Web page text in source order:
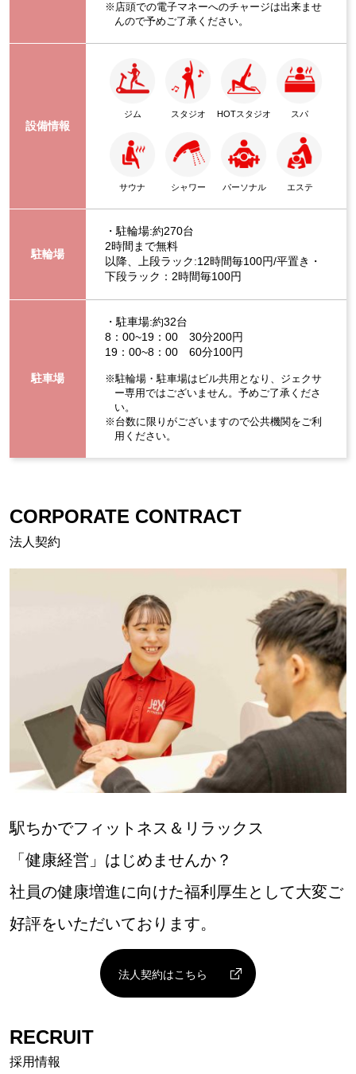
※店頭での電子マネーへのチャージは出来ませ
んので予めご了承ください。
設備情報
ジム スタジオ HOTスタジオ スパ
サウナ シャワー パーソナル エステ
駐輪場
・駐輪場:約270台
2時間まで無料
以降、上段ラック:12時間毎100円/平置き・
下段ラック：2時間毎100円
駐車場
・駐車場:約32台
8：00~19：00 30分200円
19：00~8：00 60分100円
※駐輪場・駐車場はビル共用となり、ジェクサ
ー専用ではございません。予めご了承くださ
い。
※台数に限りがございますので公共機関をご利
用ください。
CORPORATE CONTRACT
法人契約
駅ちかでフィットネス＆リラックス
「健康経営」はじめませんか？
社員の健康増進に向けた福利厚生として大変ご
好評をいただいております。
法人契約はこちら
RECRUIT
採用情報